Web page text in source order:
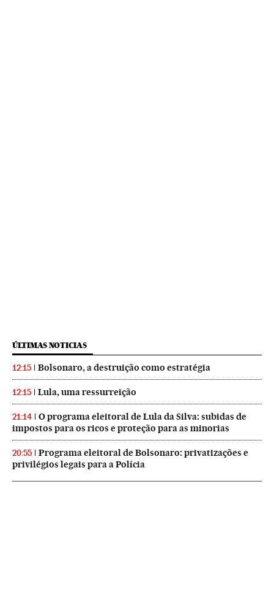
ÚLTIMAS NOTICIAS
12:15 Bolsonaro, a destruição como estratégia
12:15 Lula, uma ressurreição
21:14
O programa eleitoral de Lula da Silva: subidas de
impostos para os ricos e proteção para as minorias
20:55
Programa eleitoral de Bolsonaro: privatizações e
privilégios legais para a Polícia